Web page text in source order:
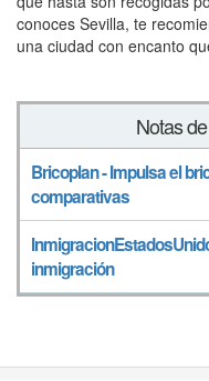
conoces Sevilla, te
una ciudad con encanto
Notas
Bricoplan - Impulsa el
comparativas
inmigración